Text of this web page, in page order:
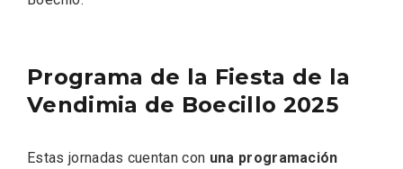
Programa de la Fiesta de la
Vendimia de Boecillo 2025
Estas jornadas cuentan con una programación
El Cronicón de Oña sale a la calle